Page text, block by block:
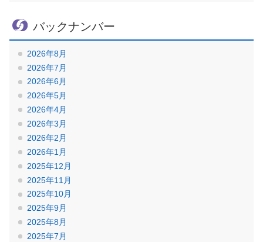
バックナンバー
2026年8月
2026年7月
2026年6月
2026年5月
2026年4月
2026年3月
2026年2月
2026年1月
2025年12月
2025年11月
2025年10月
2025年9月
2025年8月
2025年7月